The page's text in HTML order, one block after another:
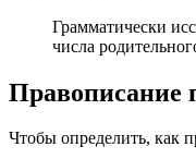
Грамматически
числа
Правописание
Чтобы определить, как